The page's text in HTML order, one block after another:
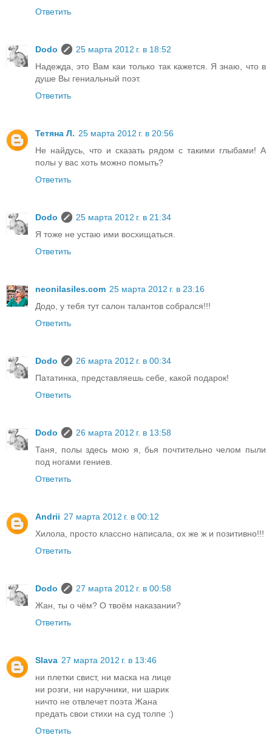
Ответить
Dodo
25 марта 2012 г. в 18:52
Надежда, это Вам каи только так кажется. Я знаю, что в
душе Вы гениальный поэт.
Ответить
Тетяна Л. 25 марта 2012 г. в 20:56
Не найдусь, что и сказать рядом с такими глыбами! А
полы у вас хоть можно помыть?
Ответить
Dodo
25 марта 2012 г. в 21:34
Я тоже не устаю ими восхищаться.
Ответить
neonilasiles.com 25 марта 2012 г. в 23:16
Додо, у тебя тут салон талантов собрался!!!
Ответить
Dodo
26 марта 2012 г. в 00:34
Пататинка, представляешь себе, какой подарок!
Ответить
Dodo
26 марта 2012 г. в 13:58
Таня, полы здесь мою я, бья почтительно челом пыли
под ногами гениев.
Ответить
Andrii 27 марта 2012 г. в 00:12
Хилола, просто классно написала, ох же ж и позитивно!!!
Ответить
Dodo
27 марта 2012 г. в 00:58
Жан, ты о чём? О твоём наказании?
Ответить
Slava 27 марта 2012 г. в 13:46
ни плетки свист, ни маска на лице
ни розги, ни наручники, ни шарик
ничто не отвлечет поэта Жана
предать свои стихи на суд толпе :)
Ответить